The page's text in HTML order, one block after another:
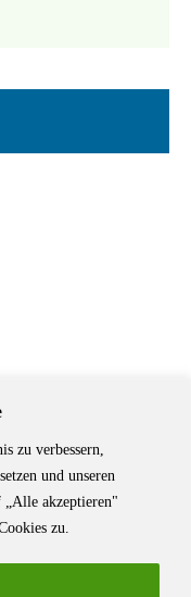
zu verbessern,
und unseren
„Alle akzeptieren"
zu.
für Autorinnen und
Veranstaltungsort für